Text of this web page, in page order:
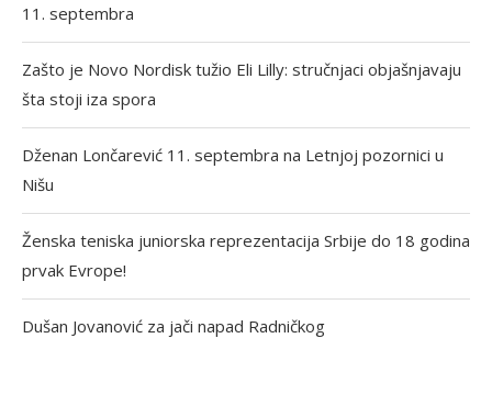
11. septembra
Zašto je Novo Nordisk tužio Eli Lilly: stručnjaci objašnjavaju
šta stoji iza spora
Dženan Lončarević 11. septembra na Letnjoj pozornici u
Nišu
Ženska teniska juniorska reprezentacija Srbije do 18 godina
prvak Evrope!
Dušan Jovanović za jači napad Radničkog